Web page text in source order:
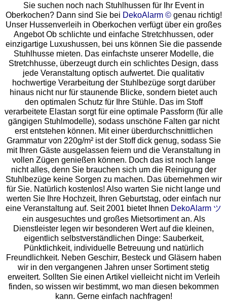
Sie suchen noch nach Stuhlhussen für Ihr Event in
Oberkochen? Dann sind Sie bei DekoAlarm ©genau richtig!
Unser Hussenverleih in Oberkochen verfügt über ein großes
Angebot Ob schlichte und einfache Stretchhussen, oder
einzigartige Luxushussen, bei uns können Sie die passende
Stuhlhusse mieten. Das einfachste unserer Modelle, die
Stretchhusse, überzeugt durch ein schlichtes Design, dass
jede Veranstaltung optisch aufwertet. Die qualitativ
hochwertige Verarbeitung der Stuhlbezüge sorgt darüber
hinaus nicht nur für staunende Blicke, sondern bietet auch
den optimalen Schutz für Ihre Stühle. Das im Stoff
verarbeitete Elastan sorgt für eine optimale Passform (für alle
gängigen Stuhlmodelle), sodass unschöne Falten gar nicht
erst entstehen können. Mit einer überdurchschnittlichen
Grammatur von 220g/m² ist der Stoff dick genug, sodass Sie
mit Ihren Gäste ausgelassen feiern und die Veranstaltung in
vollen Zügen genießen können. Doch das ist noch lange
nicht alles, denn Sie brauchen sich um die Reinigung der
Stuhlbezüge keine Sorgen zu machen. Das übernehmen wir
für Sie. Natürlich kostenlos! Also warten Sie nicht lange und
werten Sie Ihre Hochzeit, Ihren Geburtstag, oder einfach nur
eine Veranstaltung auf. Seit 2001 bietet Ihnen DekoAlarm ツ
ein ausgesuchtes und großes Mietsortiment an. Als
Dienstleister legen wir besonderen Wert auf die kleinen,
eigentlich selbstverständlichen Dinge: Sauberkeit,
Pünktlichkeit, individuelle Betreuung und natürlich
Freundlichkeit. Neben Geschirr, Besteck und Gläsern haben
wir in den vergangenen Jahren unser Sortiment stetig
erweitert. Sollten Sie einen Artikel vielleicht nicht im Verleih
finden, so wissen wir bestimmt, wo man diesen bekommen
kann. Gerne einfach nachfragen!